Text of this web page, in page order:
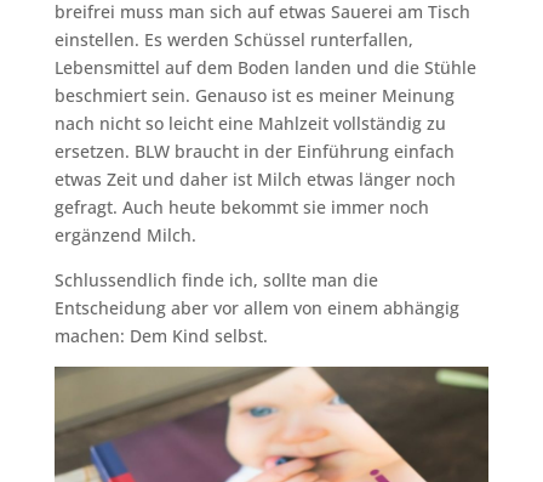
breifrei muss man sich auf etwas Sauerei am Tisch
einstellen. Es werden Schüssel runterfallen,
Lebensmittel auf dem Boden landen und die Stühle
beschmiert sein. Genauso ist es meiner Meinung
nach nicht so leicht eine Mahlzeit vollständig zu
ersetzen. BLW braucht in der Einführung einfach
etwas Zeit und daher ist Milch etwas länger noch
gefragt. Auch heute bekommt sie immer noch
ergänzend Milch.
Schlussendlich finde ich, sollte man die
Entscheidung aber vor allem von einem abhängig
machen: Dem Kind selbst.